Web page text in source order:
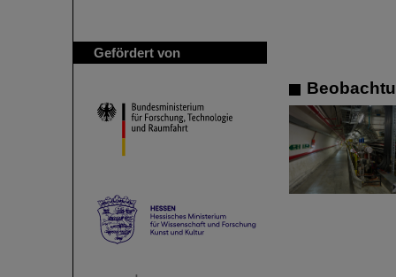
Gefördert von